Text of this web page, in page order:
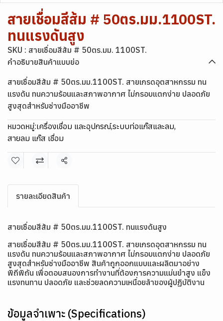
สายเชื่อมสีส้ม # 50ตร.มม.1100ST.
ทนแรงดันสูง
SKU : สายเชื่อมสีส้ม # 50ตร.มม. 1100ST.
คำอธิบายสินค้าแบบย่อ
สายเชื่อมสีส้ม # 50ตร.มม.1100ST. สายเกรดอุตสาหกรรม ทน
แรงดัน ทนความร้อนและสภาพอากาศ ไม่กรอบแตกง่าย ปลอดภัย
สูงสุดสำหรับช่างมืออาชีพ
หมวดหมู่:เครื่องเชื่อม และอุปกรณ์,ระบบท่อแก๊สและลม,
สายลม แก๊ส เชื่อม
แชร์
รายละเอียดสินค้า
สายเชื่อมสีส้ม # 50ตร.มม.1100ST. ทนแรงดันสูง
สายเชื่อมสีส้ม # 50ตร.มม.1100ST. สายเกรดอุตสาหกรรม ทน
แรงดัน ทนความร้อนและสภาพอากาศ ไม่กรอบแตกง่าย ปลอดภัย
สูงสุดสำหรับช่างมืออาชีพ สินค้าถูกออกแบบและผลิตมาอย่าง
พิถีพิถัน เพื่อตอบสนองการทำงานที่ต้องการความแม่นยำสูง แข็ง
แรงทนทาน ปลอดภัย และช่วยลดความเหนื่อยล้าของผู้ปฏิบัติงาน
ข้อมูลจำเพาะ (Specifications)